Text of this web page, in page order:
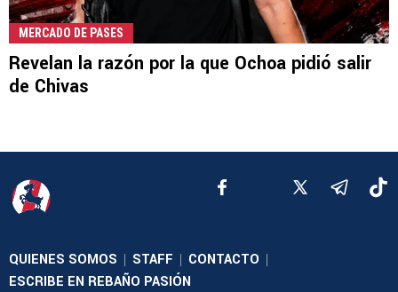
MERCADO DE PASES
Revelan la razón por la que Ochoa pidió salir
de Chivas
QUIENES SOMOS | STAFF | CONTACTO |
ESCRIBE EN REBAÑO PASIÓN